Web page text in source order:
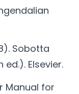
Sobotta
Elsevier.
Manual for